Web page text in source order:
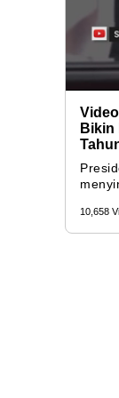
Bikin
10,658